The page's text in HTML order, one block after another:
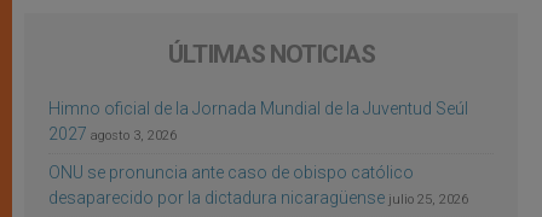
ÚLTIMAS NOTICIAS
Himno oficial de la Jornada Mundial de la Juventud Seúl
2027 agosto 3, 2026
ONU se pronuncia ante caso de obispo católico
desaparecido por la dictadura nicaragüense julio 25, 2026